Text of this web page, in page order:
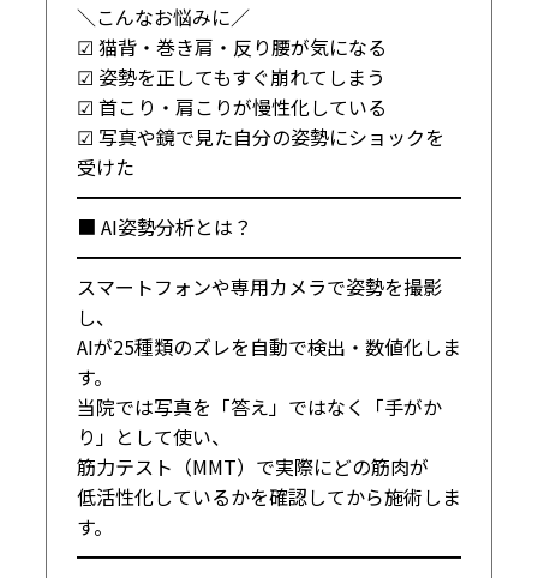
＼こんなお悩みに／
☑ 猫背・巻き肩・反り腰が気になる
☑ 姿勢を正してもすぐ崩れてしまう
☑ 首こり・肩こりが慢性化している
☑ 写真や鏡で見た自分の姿勢にショックを
受けた
━━━━━━━━━━━━━━━━━━━━
■ AI姿勢分析とは？
━━━━━━━━━━━━━━━━━━━━
スマートフォンや専用カメラで姿勢を撮影
し、
AIが25種類のズレを自動で検出・数値化しま
す。
当院では写真を「答え」ではなく「手がか
り」として使い、
筋力テスト（MMT）で実際にどの筋肉が
低活性化しているかを確認してから施術しま
す。
━━━━━━━━━━━━━━━━━━━━